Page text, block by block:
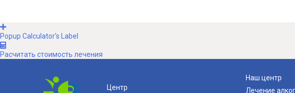
Popup Calculator's Label
Расчитать стоимость лечения
Центр
Наш центр
Лечение